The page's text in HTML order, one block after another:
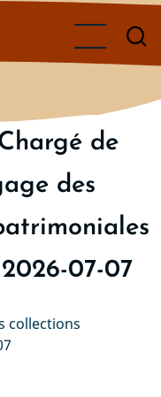
de
des
07-07
collections